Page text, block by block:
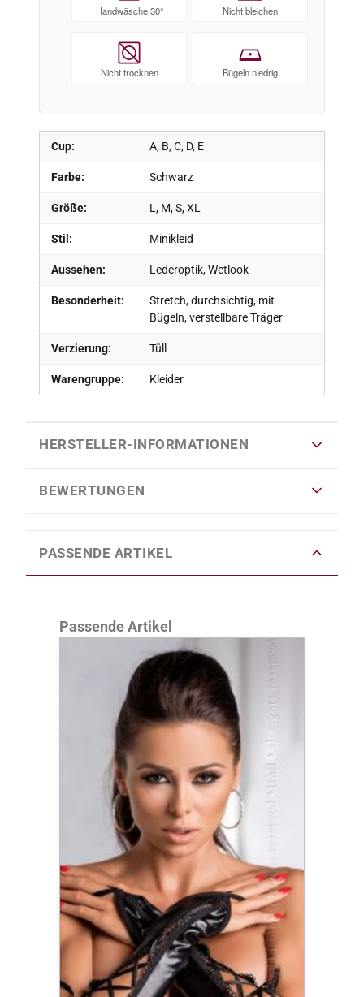
Cup: A, B, C, D, E
Farbe: Schwarz
Größe: L, M, S, XL
Stil: Minikleid
Aussehen: Lederoptik, Wetlook
Besonderheit:
Stretch, durchsichtig, mit
Bügeln, verstellbare Träger
Verzierung: Tüll
Warengruppe: Kleider
Handwäsche 30° Nicht bleichen
Nicht trocknen Bügeln niedrig
HERSTELLER-INFORMATIONEN
BEWERTUNGEN
PASSENDE ARTIKEL
Produktgalerie überspringen
Passende Artikel